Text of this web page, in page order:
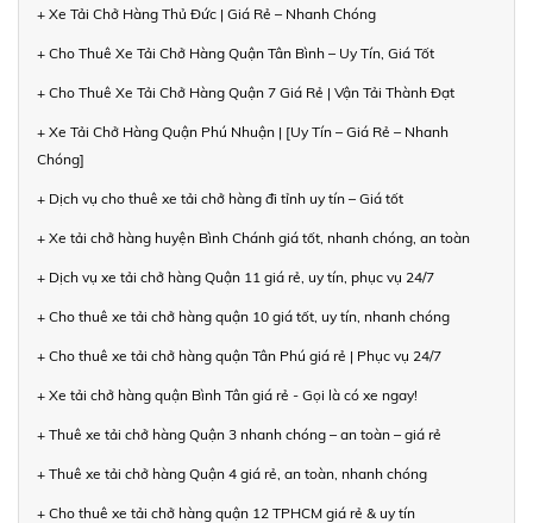
+ Xe Tải Chở Hàng Thủ Đức | Giá Rẻ – Nhanh Chóng
+ Cho Thuê Xe Tải Chở Hàng Quận Tân Bình – Uy Tín, Giá Tốt
+ Cho Thuê Xe Tải Chở Hàng Quận 7 Giá Rẻ | Vận Tải Thành Đạt
+ Xe Tải Chở Hàng Quận Phú Nhuận | [Uy Tín – Giá Rẻ – Nhanh
Chóng]
+ Dịch vụ cho thuê xe tải chở hàng đi tỉnh uy tín – Giá tốt
+ Xe tải chở hàng huyện Bình Chánh giá tốt, nhanh chóng, an toàn
+ Dịch vụ xe tải chở hàng Quận 11 giá rẻ, uy tín, phục vụ 24/7
+ Cho thuê xe tải chở hàng quận 10 giá tốt, uy tín, nhanh chóng
+ Cho thuê xe tải chở hàng quận Tân Phú giá rẻ | Phục vụ 24/7
+ Xe tải chở hàng quận Bình Tân giá rẻ - Gọi là có xe ngay!
+ Thuê xe tải chở hàng Quận 3 nhanh chóng – an toàn – giá rẻ
+ Thuê xe tải chở hàng Quận 4 giá rẻ, an toàn, nhanh chóng
+ Cho thuê xe tải chở hàng quận 12 TPHCM giá rẻ & uy tín